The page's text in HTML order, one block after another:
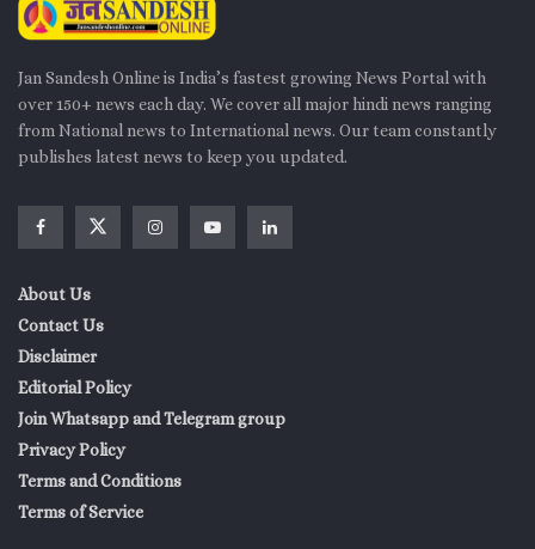
Jan Sandesh Online is India’s fastest growing News Portal with
over 150+ news each day. We cover all major hindi news ranging
from National news to International news. Our team constantly
publishes latest news to keep you updated.
About Us
Contact Us
Disclaimer
Editorial Policy
Join Whatsapp and Telegram group
Privacy Policy
Terms and Conditions
Terms of Service